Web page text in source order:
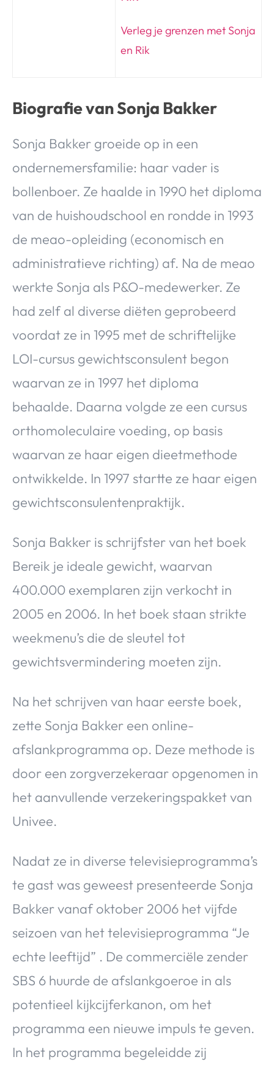
Verleg je grenzen met Sonja
en Rik
Biografie van Sonja Bakker
Sonja Bakker groeide op in een
ondernemersfamilie: haar vader is
bollenboer. Ze haalde in 1990 het diploma
van de huishoudschool en rondde in 1993
de meao-opleiding (economisch en
administratieve richting) af. Na de meao
werkte Sonja als P&O-medewerker. Ze
had zelf al diverse diëten geprobeerd
voordat ze in 1995 met de schriftelijke
LOI-cursus gewichtsconsulent begon
waarvan ze in 1997 het diploma
behaalde. Daarna volgde ze een cursus
orthomoleculaire voeding, op basis
waarvan ze haar eigen dieetmethode
ontwikkelde. In 1997 startte ze haar eigen
gewichtsconsulentenpraktijk.
Sonja Bakker is schrijfster van het boek
Bereik je ideale gewicht, waarvan
400.000 exemplaren zijn verkocht in
2005 en 2006. In het boek staan strikte
weekmenu’s die de sleutel tot
gewichtsvermindering moeten zijn.
Na het schrijven van haar eerste boek,
zette Sonja Bakker een online-
afslankprogramma op. Deze methode is
door een zorgverzekeraar opgenomen in
het aanvullende verzekeringspakket van
Univee.
Nadat ze in diverse televisieprogramma’s
te gast was geweest presenteerde Sonja
Bakker vanaf oktober 2006 het vijfde
seizoen van het televisieprogramma “Je
echte leeftijd” . De commerciële zender
SBS 6 huurde de afslankgoeroe in als
potentieel kijkcijferkanon, om het
programma een nieuwe impuls te geven.
In het programma begeleidde zij